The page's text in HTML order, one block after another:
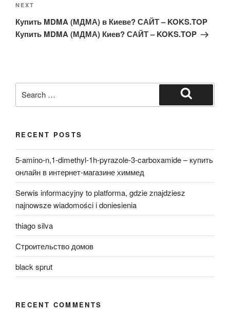
Next
Post
NEXT
Купить MDMA (МДМА) в Киеве? САЙТ – KOKS.TOP
Купить MDMA (МДМА) Киев? САЙТ – KOKS.TOP
for:
Search
RECENT POSTS
5-amino-n,1-dimethyl-1h-pyrazole-3-carboxamide – купить
онлайн в интернет-магазине химмед
Serwis informacyjny to platforma, gdzie znajdziesz
najnowsze wiadomości i doniesienia
thiago silva
Строительство домов
black sprut
RECENT COMMENTS